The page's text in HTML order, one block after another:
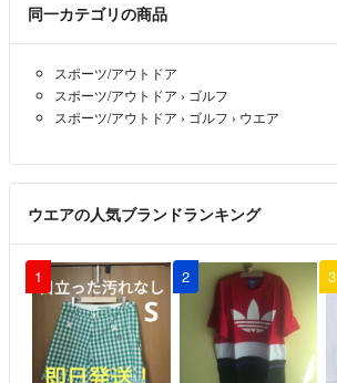
げ可能です♩
出品者 cocoｍ- 2年以上前
承知しました(^^)
はちみつ- 2年以上前
申し訳ございません！
出品したつもりができていませんでした（ ; ; ）
取り急ぎ出品しますね♩
出品者 cocoｍ- 2年以上前
同一カテゴリの商品
スポーツ/アウトドア
スポーツ/アウトドア › ゴルフ
スポーツ/アウトドア › ゴルフ › ウエア
ウエアの人気ブランドランキング
1 2 3